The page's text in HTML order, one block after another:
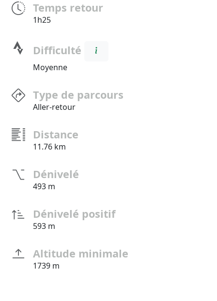
Temps retour
1h25
Difficulté
Moyenne
Type de parcours
Aller-retour
Distance
11.76 km
Dénivelé
493 m
Dénivelé positif
593 m
Altitude minimale
1739 m